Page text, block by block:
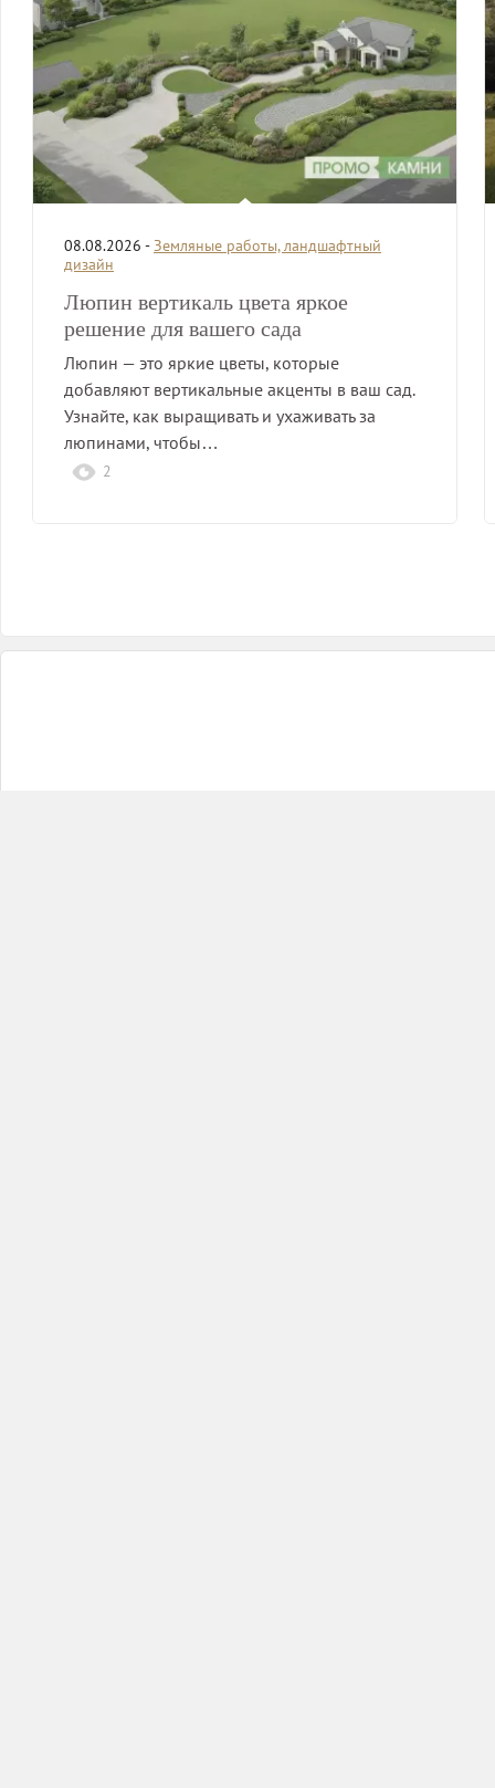
08.08.2026 -Земляные работы, ландшафтный
дизайн
Люпин вертикаль цвета яркое
решение для вашего сада
Люпин — это яркие цветы, которые
добавляют вертикальные акценты в ваш сад.
Узнайте, как выращивать и ухаживать за
люпинами, чтобы…
2